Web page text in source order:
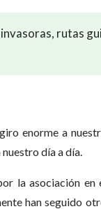
rutas
enorme a
día a día.
la asociación en
han seguido